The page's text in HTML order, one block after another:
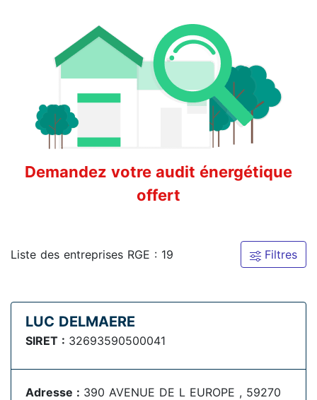
Demandez votre audit énergétique
offert
Liste des entreprises RGE : 19 Filtres
LUC DELMAERE
SIRET : 32693590500041
Adresse : 390 AVENUE DE L EUROPE , 59270